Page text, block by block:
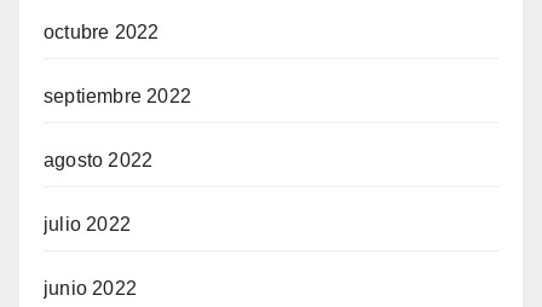
octubre 2022
septiembre 2022
agosto 2022
julio 2022
junio 2022